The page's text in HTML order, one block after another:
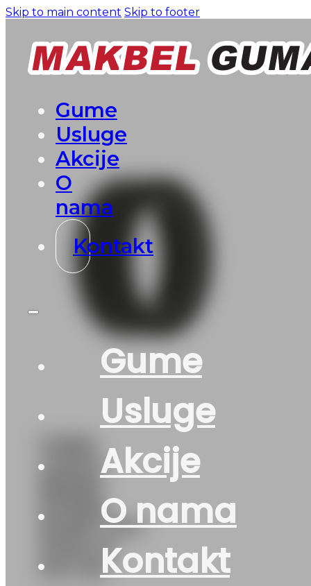
Skip to main content Skip to footer
Gume
Usluge
Akcije
O
nama
Kontakt
Gume
Usluge
Akcije
O nama
Kontakt
LJ/SUV
N’FERA
SPORT SUV
107W XL
DOT:26